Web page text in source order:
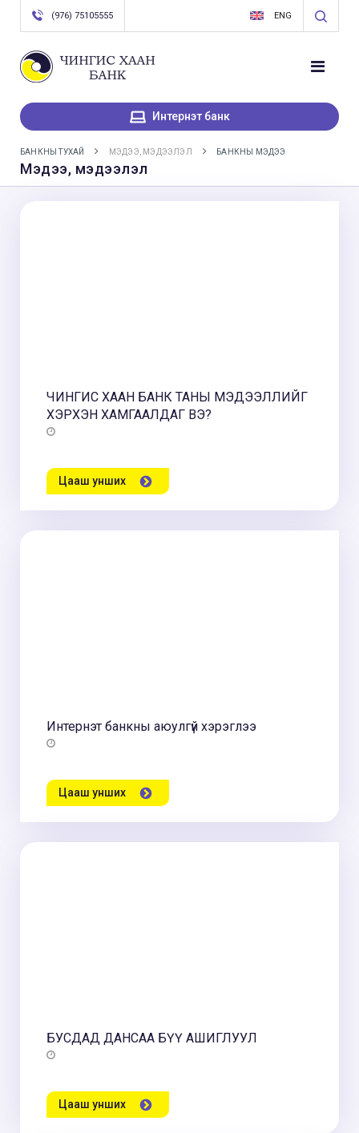
ENG
(976) 75105555
Интернэт банк
БАНКНЫ ТУХАЙ МЭДЭЭ, МЭДЭЭЛЭЛ БАНКНЫ МЭДЭЭ
Мэдээ, мэдээлэл
ЧИНГИС ХААН БАНК ТАНЫ МЭДЭЭЛЛИЙГ
ХЭРХЭН ХАМГААЛДАГ ВЭ?
Цааш унших
Интернэт банкны аюулгүй хэрэглээ
Цааш унших
БУСДАД ДАНСАА БҮҮ АШИГЛУУЛ
Цааш унших